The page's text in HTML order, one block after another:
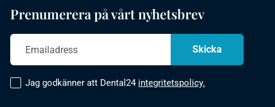
Prenumerera på vårt nyhetsbrev
Jag godkänner att Dental24 integritetspolicy.